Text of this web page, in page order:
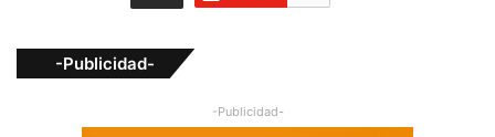
-Publicidad-
-Publicidad-